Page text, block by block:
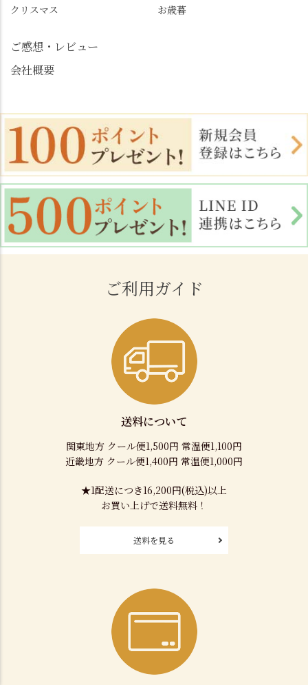
大原野
クリスマス
お歳暮
ご感想・レビュー
会社概要
ご利用ガイド
送料について
関東地方 クール便1,500円 常温便1,100円
近畿地方 クール便1,400円 常温便1,000円
★1配送につき16,200円(税込)以上
お買い上げで送料無料！
送料を見る